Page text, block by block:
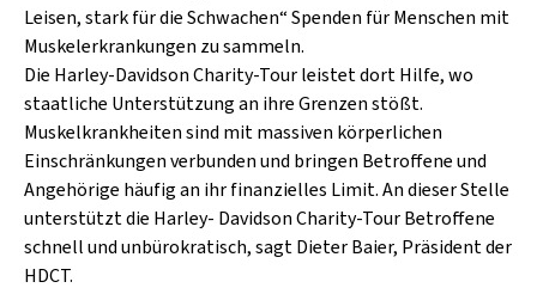
GOLD & PECH THEATER
Leisen, stark für die Schwachen“ Spenden für Menschen mit
Muskelerkrankungen zu sammeln.
Die Harley-Davidson Charity-Tour leistet dort Hilfe, wo
staatliche Unterstützung an ihre Grenzen stößt.
Muskelkrankheiten sind mit massiven körperlichen
Einschränkungen verbunden und bringen Betroffene und
Angehörige häufig an ihr finanzielles Limit. An dieser Stelle
unterstützt die Harley- Davidson Charity-Tour Betroffene
schnell und unbürokratisch, sagt Dieter Baier, Präsident der
HDCT.